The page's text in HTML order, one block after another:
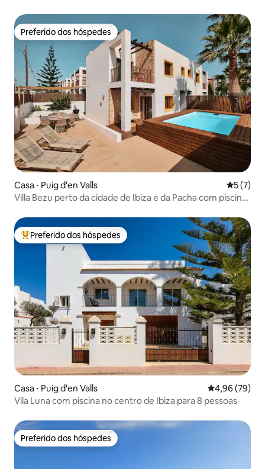
Preferido dos hóspedes
Preferido dos hóspedes
Casa ⋅ Puig d'en Valls 5 de
5 (7)
Villa Bezu perto da cidade de Ibiza e da Pacha com piscina
Entre os melhores preferidos dos hóspedes
Preferido dos hóspedes
Casa ⋅ Puig d'en Valls 4,96 de uma
4,96 (79)
Vila Luna com piscina no centro de Ibiza para 8 pessoas
Preferido dos hóspedes
Preferido dos hóspedes